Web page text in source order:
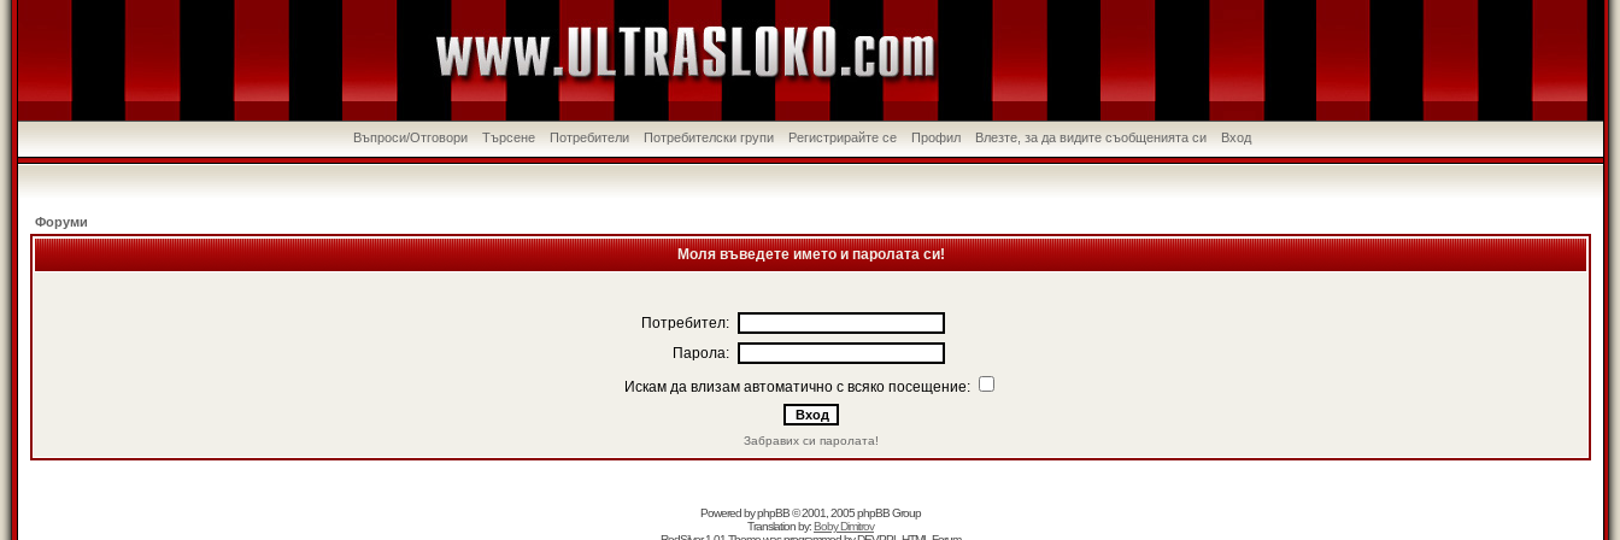
Въпроси/Отговори Търсене Потребители Потребителски групи Регистрирайте се Профил Влезте, за да видите съобщенията си Вход
Форуми
Моля въведете името и паролата си!
Потребител:
Парола:
Искам да влизам автоматично с всяко посещение:
Забравих си паролата!
Powered byphpBB© 2001, 2005 phpBB Group
Translation by:Boby Dimitrov